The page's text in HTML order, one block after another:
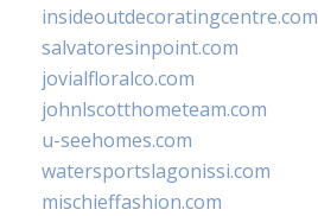
insideoutdecoratingcentre.com
salvatoresinpoint.com
jovialfloralco.com
johnlscotthometeam.com
u-seehomes.com
watersportslagonissi.com
mischieffashion.com